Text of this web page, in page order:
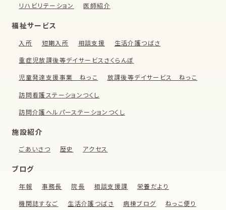
リハビリテーション 医師紹介
福祉サービス
入所 短期入所 相談支援 生活介護つばさ
重症児放課後等デイサービスさくらんぼ
児童発達支援事業 ねっこ 放課後等デイサービス ねっこ
訪問看護ステーションつくし
訪問介護ヘルパーステーションつくし
施設紹介
ごあいさつ 歴史 アクセス
ブログ
年報 事務長 院長 相談支援課 栄養だより
機関誌すなご 生活介護つばさ 病棟ブログ ねっこ便り